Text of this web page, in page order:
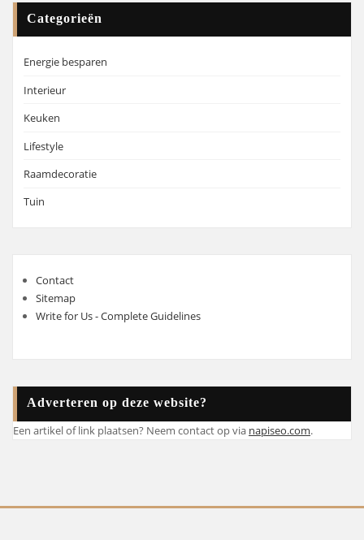
Categorieën
Energie besparen
Interieur
Keuken
Lifestyle
Raamdecoratie
Tuin
Contact
Sitemap
Write for Us - Complete Guidelines
Adverteren op deze website?
Een artikel of link plaatsen? Neem contact op via napiseo.com.